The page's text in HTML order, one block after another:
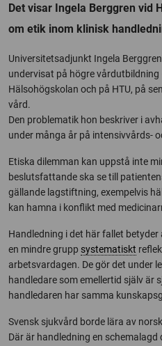
Det visar Ingela Berggren vid
om etik inom klinisk
Universitetsadjunkt Ingela
undervisat på högre
Hälsohögskolan och på HTU, på
vård.
Den problematik hon beskriver i
under många år på intensivvårds-
Etiska dilemman kan uppstå inte
beslutsfattande ska se till
gällande lagstiftning, exempelvis
kan hamna i konflikt med
Handledning i det här fallet
en mindre grupp systematiskt
arbetsvardagen. De gör det under
handledare som emellertid själv är
handledaren har samma
Svensk sjukvård borde lära av
Där är handledning en